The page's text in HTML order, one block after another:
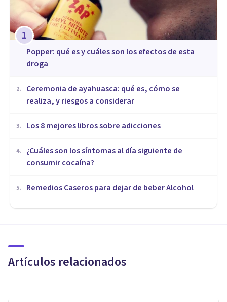
1
Popper: qué es y cuáles son los efectos de esta
droga
2.
Ceremonia de ayahuasca: qué es, cómo se
realiza, y riesgos a considerar
3. Los 8 mejores libros sobre adicciones
4.
¿Cuáles son los síntomas al día siguiente de
consumir cocaína?
5. Remedios Caseros para dejar de beber Alcohol
Artículos relacionados
¿qué hace este alucinógeno?